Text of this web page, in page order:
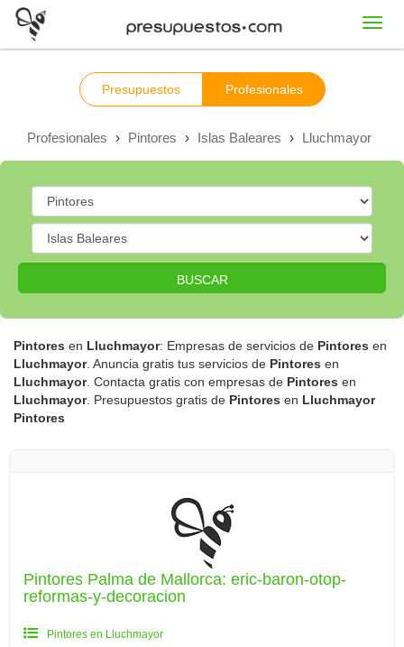
Presupuestos Profesionales
Profesionales › Pintores › Islas Baleares › Lluchmayor
BUSCAR
Pintores en Lluchmayor: Empresas de servicios de Pintores en
Lluchmayor. Anuncia gratis tus servicios de Pintores en
Lluchmayor. Contacta gratis con empresas de Pintores en
Lluchmayor. Presupuestos gratis de Pintores en Lluchmayor
Pintores
Pintores Palma de Mallorca: eric-baron-otop-
reformas-y-decoracion
Pintores en Lluchmayor